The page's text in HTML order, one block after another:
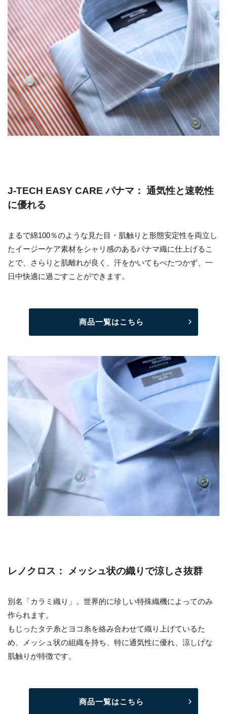
J-TECH EASY CARE パナマ： 通気性と速乾性
に優れる
まるで綿100％のような見た目・肌触りと形態安定性を両立し
たイージーケア素材をシャリ感のあるパナマ織に仕上げるこ
とで、さらりと肌離れが良く、汗をかいてもべたつかず、一
日中快適に過ごすことができます。
商品一覧はこちら
レノクロス： メッシュ状の織りで涼しさ抜群
別名「カラミ織り」。世界的に珍しい特殊織機によってのみ
作られます。
もじったタテ糸とヨコ糸を絡み合わせて織り上げているた
め、メッシュ状の組織を持ち、特に通気性に優れ、涼しげな
肌触りが特徴です。
商品一覧はこちら